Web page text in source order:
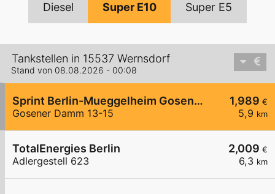
Diesel Super E10 Super E5
Tankstellen in 15537 Wernsdorf
Stand von 08.08.2026 - 00:08
1,989 €
5,9 km
Sprint Berlin-Mueggelheim Gosener Damm
Gosener Damm 13-15
2,009 €
6,3 km
TotalEnergies Berlin
Adlergestell 623